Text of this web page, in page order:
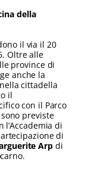
della
il via il 20
Oltre alle
province di
anche la
cittadella
il
con il Parco
previste
di
di
Arp di